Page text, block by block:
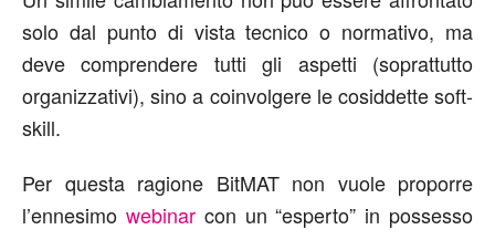
solo dal punto di vista tecnico o normativo, ma
deve comprendere tutti gli aspetti (soprattutto
organizzativi), sino a coinvolgere le cosiddette soft-
skill.
Per questa ragione BitMAT non vuole proporre
l’ennesimo webinarcon un “esperto” in possesso